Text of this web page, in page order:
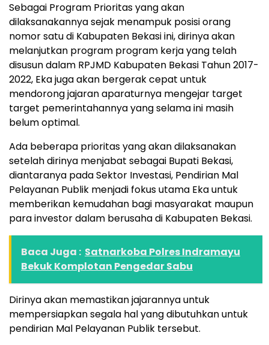
Sebagai Program Prioritas yang akan
dilaksanakannya sejak menampuk posisi orang
nomor satu di Kabupaten Bekasi ini, dirinya akan
melanjutkan program program kerja yang telah
disusun dalam RPJMD Kabupaten Bekasi Tahun 2017-
2022, Eka juga akan bergerak cepat untuk
mendorong jajaran aparaturnya mengejar target
target pemerintahannya yang selama ini masih
belum optimal.
Ada beberapa prioritas yang akan dilaksanakan
setelah dirinya menjabat sebagai Bupati Bekasi,
diantaranya pada Sektor Investasi, Pendirian Mal
Pelayanan Publik menjadi fokus utama Eka untuk
memberikan kemudahan bagi masyarakat maupun
para investor dalam berusaha di Kabupaten Bekasi.
Baca Juga : Satnarkoba Polres Indramayu
Bekuk Komplotan Pengedar Sabu
Dirinya akan memastikan jajarannya untuk
mempersiapkan segala hal yang dibutuhkan untuk
pendirian Mal Pelayanan Publik tersebut.